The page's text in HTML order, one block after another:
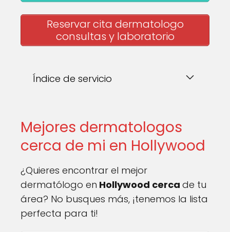
Reservar cita dermatologo
consultas y laboratorio
Índice de servicio
Mejores dermatologos
cerca de mi en Hollywood
¿Quieres encontrar el mejor
dermatólogo en Hollywood cerca de tu
área? No busques más, ¡tenemos la lista
perfecta para ti!